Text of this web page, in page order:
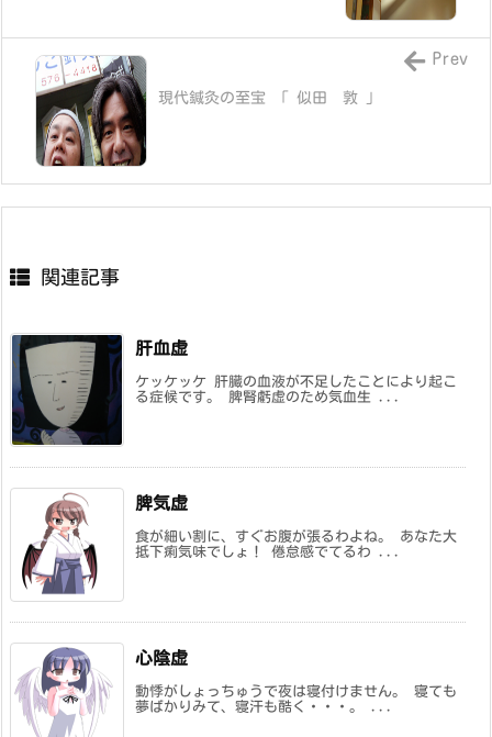
現代鍼灸の至宝 「 似田 敦 」
Prev
関連記事
肝血虚
ケッケッケ 肝臓の血液が不足したことにより起こ
る症候です。 脾腎虧虚のため気血生 ...
脾気虚
食が細い割に、すぐお腹が張るわよね。 あなた大
抵下痢気味でしょ！ 倦怠感でてるわ ...
心陰虚
動悸がしょっちゅうで夜は寝付けません。 寝ても
夢ばかりみて、寝汗も酷く・・・。 ...